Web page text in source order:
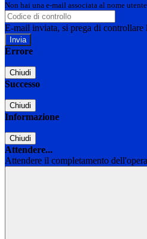
Non hai una e-mail associata al nome
E-mail inviata, si prega di controllare
Errore
Chiudi
Successo
Chiudi
Informazione
Chiudi
Attendere...
Attendere il completamento